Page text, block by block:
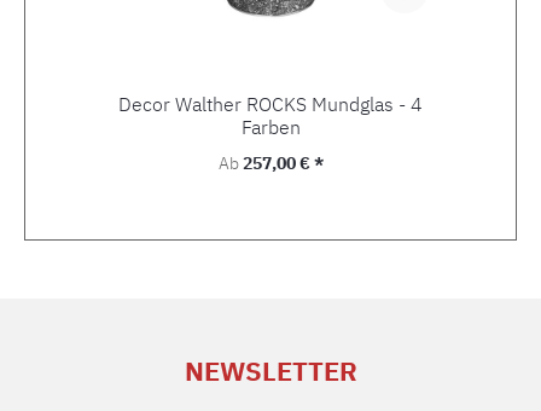
Decor Walther ROCKS Mundglas - 4
Farben
Regulärer Preis:
Ab257,00 € *
NEWSLETTER